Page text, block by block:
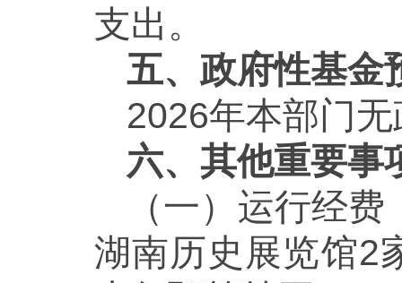
支出。
五、政府性基金
2026年本部门
六、其他重要事
（一）运行经
湖南历史展览馆2